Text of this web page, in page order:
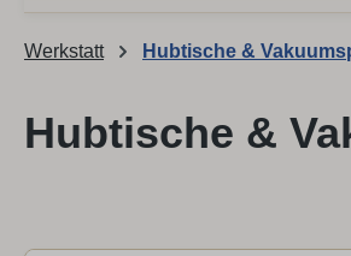
Werkstatt Hubtische &
Hubtische &